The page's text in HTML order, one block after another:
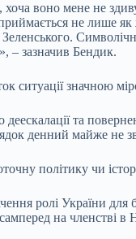
воно мене не
не лише
Зеленського.
– зазначив Бендик.
ситуації значною
та
денний майже не
політику чи
ролі України
на членстві